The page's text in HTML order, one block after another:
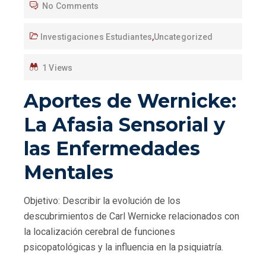
No Comments
Investigaciones Estudiantes,Uncategorized
1 Views
Aportes de Wernicke:
La Afasia Sensorial y
las Enfermedades
Mentales
Objetivo: Describir la evolución de los
descubrimientos de Carl Wernicke relacionados con
la localización cerebral de funciones
psicopatológicas y la influencia en la psiquiatría.